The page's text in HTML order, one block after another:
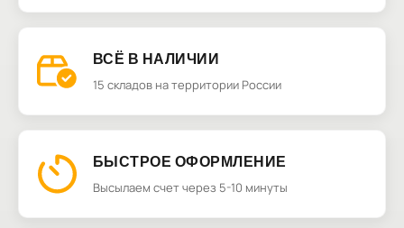
ВСЁ В НАЛИЧИИ
15 складов на территории России
БЫСТРОЕ ОФОРМЛЕНИЕ
Высылаем счет через 5-10 минуты